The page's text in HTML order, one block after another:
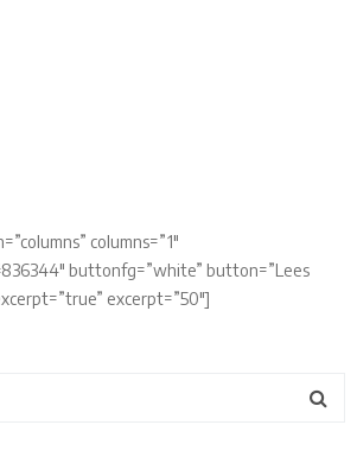
columns=”1″
buttonfg=”white” button=”Lees
excerpt=”50″]